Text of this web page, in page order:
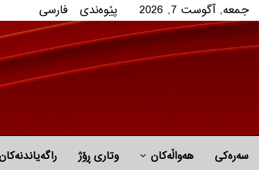
جمعه, آگوست 7, 2026 پێوه‌ندی فارسی
سەرەکی هه‌واڵه‌کان وتاری ڕۆژ